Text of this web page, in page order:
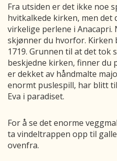
Fra utsiden er det ikke noe
hvitkalkede kirken, men det
virkelige perlene i Anacapri.
skjønner du hvorfor. Kirken
1719. Grunnen til at det tok
beskjedne kirken, finner du
er dekket av håndmalte
enormt puslespill, har blitt
Eva i paradiset.
For å se det enorme
ta vindeltrappen opp til
ovenfra.